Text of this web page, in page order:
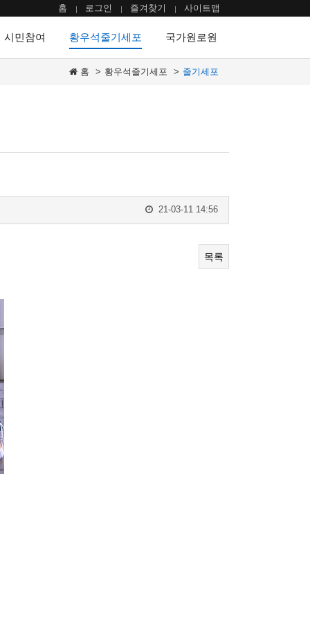
홈 로그인 즐겨찾기 사이트맵
시민참여 황우석줄기세포 국가원로원
홈 황우석줄기세포 줄기세포
21-03-11 14:56
목록